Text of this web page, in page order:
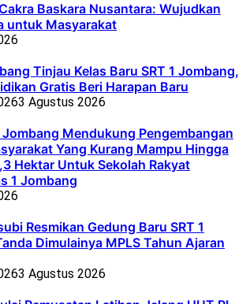
Baskara Nusantara: Wujudkan
untuk Masyarakat
Tinjau Kelas Baru SRT 1 Jombang,
Gratis Beri Harapan Baru
3 Agustus 2026
Mendukung Pengembangan
Yang Kurang Mampu Hingga
Hektar Untuk Sekolah Rakyat
1 Jombang
Resmikan Gedung Baru SRT 1
Dimulainya MPLS Tahun Ajaran
3 Agustus 2026